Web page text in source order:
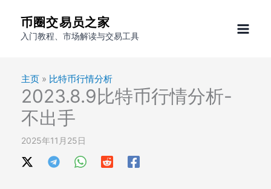
币圈交易员之家
入门教程、市场解读与交易工具
主页 » 比特币行情分析
2023.8.9比特币行情分析-
不出手
2025年11月25日